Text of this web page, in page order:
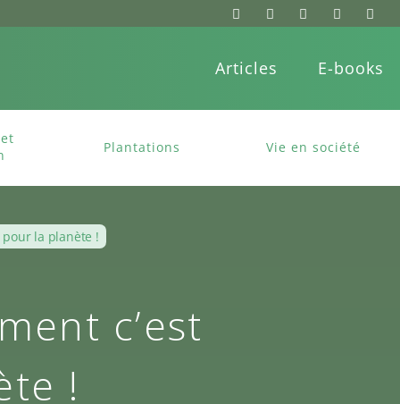
Articles E-books
Plantations Vie en société
pour la planète !
c’est
!